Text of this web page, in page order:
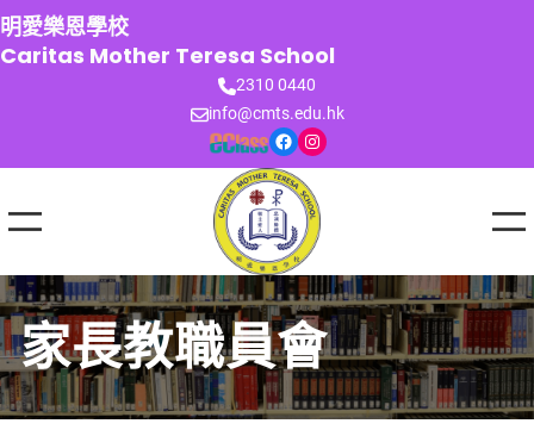
跳
至
主
明愛樂恩學校
Caritas Mother Teresa School
2310 0440
info@cmts.edu.hk
Facebook Instagram
家長教職員會